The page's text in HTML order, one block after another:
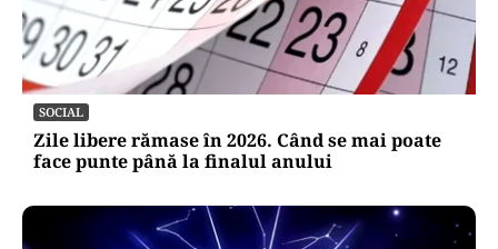
SOCIAL
Zile libere rămase în 2026. Când se mai poate
face punte până la finalul anului